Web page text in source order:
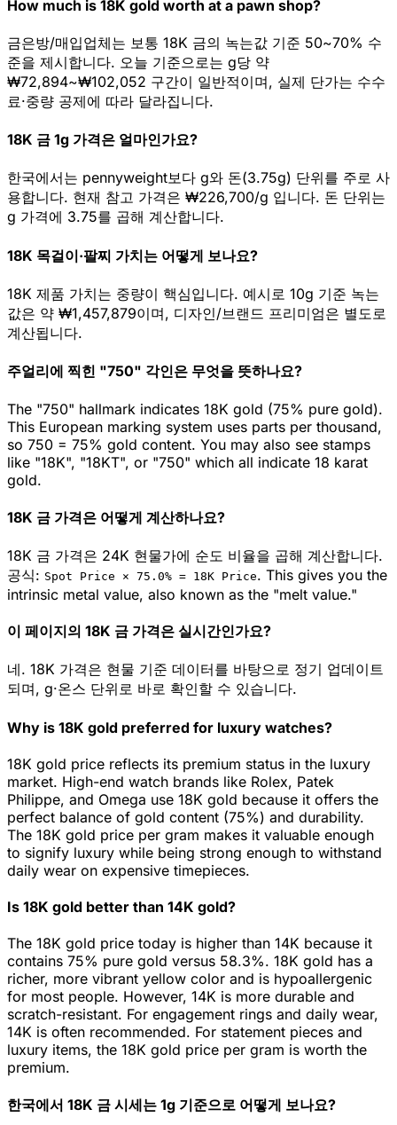
How much is 18K gold worth at a pawn shop?
금은방/매입업체는 보통 18K 금의 녹는값 기준 50~70% 수
준을 제시합니다. 오늘 기준으로는 g당 약
₩72,894~₩102,052 구간이 일반적이며, 실제 단가는 수수
료·중량 공제에 따라 달라집니다.
18K 금 1g 가격은 얼마인가요?
한국에서는 pennyweight보다 g와 돈(3.75g) 단위를 주로 사
용합니다. 현재 참고 가격은 ₩226,700/g 입니다. 돈 단위는
g 가격에 3.75를 곱해 계산합니다.
18K 목걸이·팔찌 가치는 어떻게 보나요?
18K 제품 가치는 중량이 핵심입니다. 예시로 10g 기준 녹는
값은 약 ₩1,457,879이며, 디자인/브랜드 프리미엄은 별도로
계산됩니다.
주얼리에 찍힌 "750" 각인은 무엇을 뜻하나요?
The "750" hallmark indicates 18K gold (75% pure gold).
This European marking system uses parts per thousand,
so 750 = 75% gold content. You may also see stamps
like "18K", "18KT", or "750" which all indicate 18 karat
gold.
18K 금 가격은 어떻게 계산하나요?
18K 금 가격은 24K 현물가에 순도 비율을 곱해 계산합니다.
공식: Spot Price × 75.0% = 18K Price. This gives you the
intrinsic metal value, also known as the "melt value."
이 페이지의 18K 금 가격은 실시간인가요?
네. 18K 가격은 현물 기준 데이터를 바탕으로 정기 업데이트
되며, g·온스 단위로 바로 확인할 수 있습니다.
Why is 18K gold preferred for luxury watches?
18K gold price reflects its premium status in the luxury
market. High-end watch brands like Rolex, Patek
Philippe, and Omega use 18K gold because it offers the
perfect balance of gold content (75%) and durability.
The 18K gold price per gram makes it valuable enough
to signify luxury while being strong enough to withstand
daily wear on expensive timepieces.
Is 18K gold better than 14K gold?
The 18K gold price today is higher than 14K because it
contains 75% pure gold versus 58.3%. 18K gold has a
richer, more vibrant yellow color and is hypoallergenic
for most people. However, 14K is more durable and
scratch-resistant. For engagement rings and daily wear,
14K is often recommended. For statement pieces and
luxury items, the 18K gold price per gram is worth the
premium.
한국에서 18K 금 시세는 1g 기준으로 어떻게 보나요?